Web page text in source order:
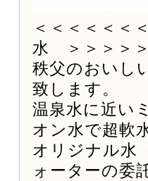
＜＜＜＜＜
水 ＞＞＞＞
秩父のおいし
致します。
温泉水に近い
オン水で超軟
オリジナル水
ォーターの委